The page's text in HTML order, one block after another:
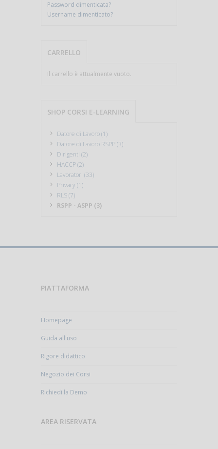
Password dimenticata?
Username dimenticato?
CARRELLO
Il carrello è attualmente vuoto.
SHOP CORSI E-LEARNING
Datore di Lavoro (1)
Datore di Lavoro RSPP (3)
Dirigenti (2)
HACCP (2)
Lavoratori (33)
Privacy (1)
RLS (7)
RSPP - ASPP (3)
PIATTAFORMA
Homepage
Guida all'uso
Rigore didattico
Negozio dei Corsi
Richiedi la Demo
AREA RISERVATA